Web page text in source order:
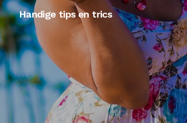
Handige tips en trics